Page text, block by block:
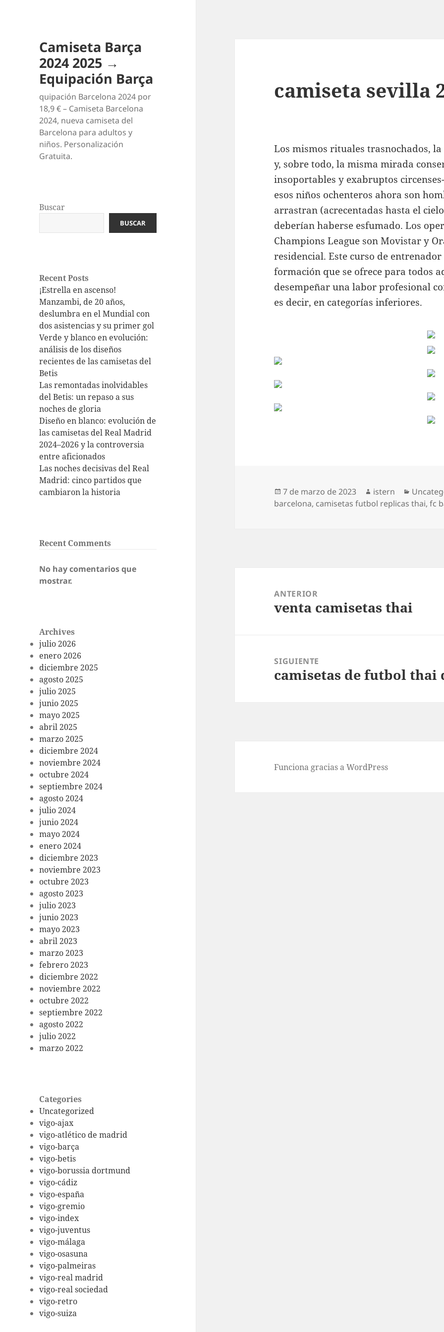
Camiseta Barça
2024 2025 →
Equipación Barça
quipación Barcelona 2024 por
18,9 € – Camiseta Barcelona
2024, nueva camiseta del
Barcelona para adultos y
niños. Personalización
Gratuita.
Buscar
BUSCAR
Recent Posts
¡Estrella en ascenso!
Manzambi, de 20 años,
deslumbra en el Mundial con
dos asistencias y su primer gol
Verde y blanco en evolución:
análisis de los diseños
recientes de las camisetas del
Betis
Las remontadas inolvidables
del Betis: un repaso a sus
noches de gloria
Diseño en blanco: evolución de
las camisetas del Real Madrid
2024–2026 y la controversia
entre aficionados
Las noches decisivas del Real
Madrid: cinco partidos que
cambiaron la historia
Recent Comments
No hay comentarios que
mostrar.
Archives
julio 2026
enero 2026
diciembre 2025
agosto 2025
julio 2025
junio 2025
mayo 2025
abril 2025
marzo 2025
diciembre 2024
noviembre 2024
octubre 2024
septiembre 2024
agosto 2024
julio 2024
junio 2024
mayo 2024
enero 2024
diciembre 2023
noviembre 2023
octubre 2023
agosto 2023
julio 2023
junio 2023
mayo 2023
abril 2023
marzo 2023
febrero 2023
diciembre 2022
noviembre 2022
octubre 2022
septiembre 2022
agosto 2022
julio 2022
marzo 2022
Categories
Uncategorized
vigo-ajax
vigo-atlético de madrid
vigo-barça
vigo-betis
vigo-borussia dortmund
vigo-cádiz
vigo-españa
vigo-gremio
vigo-index
vigo-juventus
vigo-málaga
vigo-osasuna
vigo-palmeiras
vigo-real madrid
vigo-real sociedad
vigo-retro
vigo-suiza
camiseta sevilla
Los mismos rituales trasnochados,
y, sobre todo, la misma mirada
insoportables y exabruptos
esos niños ochenteros ahora son
arrastran (acrecentadas hasta el
deberían haberse esfumado. Los
Champions League son Movistar y
residencial. Este curso de
formación que se ofrece para todos
desempeñar una labor profesional
es decir, en categorías inferiores.
Publicado
el
7 de marzo de 2023 Autor
istern
barcelona, camisetas futbol replicas thai,fc
entradas
ANTERIOR
Entrada
venta camisetas thai
SIGUIENTE
Entrada
camisetas de futbol
Funciona gracias a WordPress